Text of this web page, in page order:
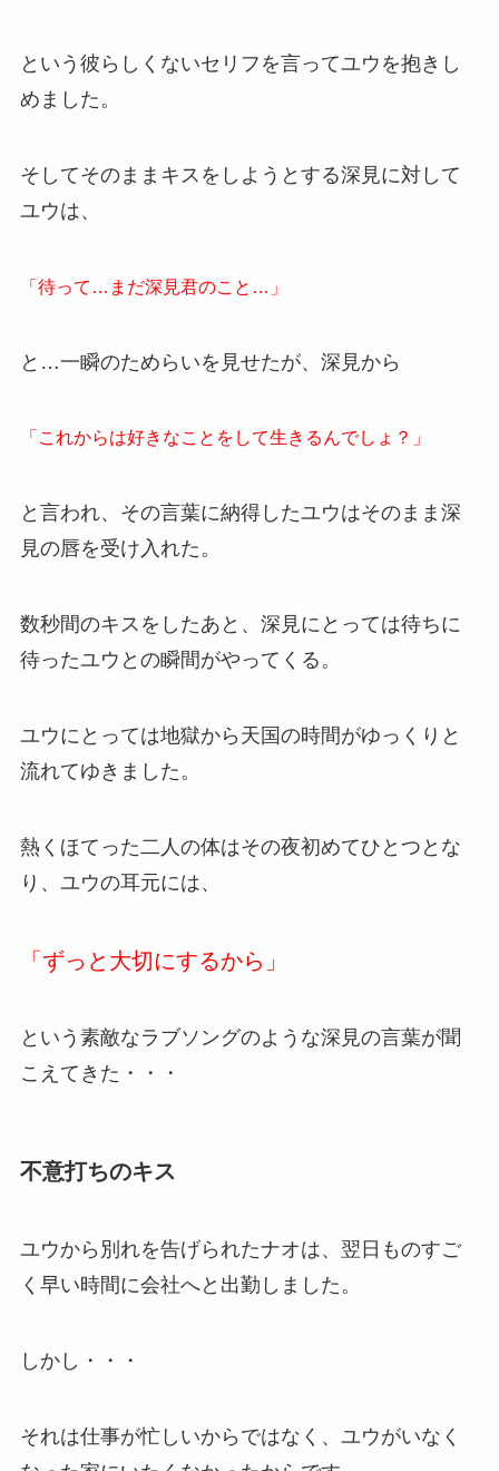
という彼らしくないセリフを言ってユウを抱きし
めました。
そしてそのままキスをしようとする深見に対して
ユウは、
「待って…まだ深見君のこと…」
と…一瞬のためらいを見せたが、深見から
「これからは好きなことをして生きるんでしょ？」
と言われ、その言葉に納得したユウはそのまま深
見の唇を受け入れた。
数秒間のキスをしたあと、深見にとっては待ちに
待ったユウとの瞬間がやってくる。
ユウにとっては地獄から天国の時間がゆっくりと
流れてゆきました。
熱くほてった二人の体はその夜初めてひとつとな
り、ユウの耳元には、
「ずっと大切にするから」
という素敵なラブソングのような深見の言葉が聞
こえてきた・・・
不意打ちのキス
ユウから別れを告げられたナオは、翌日ものすご
く早い時間に会社へと出勤しました。
しかし・・・
それは仕事が忙しいからではなく、ユウがいなく